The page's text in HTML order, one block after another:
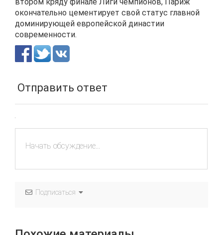
окончательно цементирует свой статус главной
доминирующей европейской династии
современности.
Отправить ответ
Подписаться